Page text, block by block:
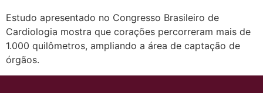
Estudo apresentado no Congresso Brasileiro de
Cardiologia mostra que corações percorreram mais de
1.000 quilômetros, ampliando a área de captação de
órgãos.